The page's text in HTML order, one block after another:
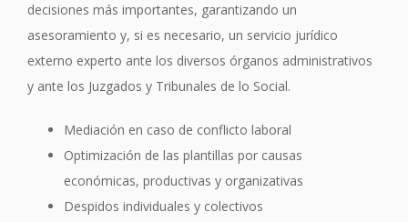
decisiones más importantes, garantizando un
asesoramiento y, si es necesario, un servicio jurídico
externo experto ante los diversos órganos administrativos
y ante los Juzgados y Tribunales de lo Social.
Mediación en caso de conflicto laboral
Optimización de las plantillas por causas
económicas, productivas y organizativas
Despidos individuales y colectivos